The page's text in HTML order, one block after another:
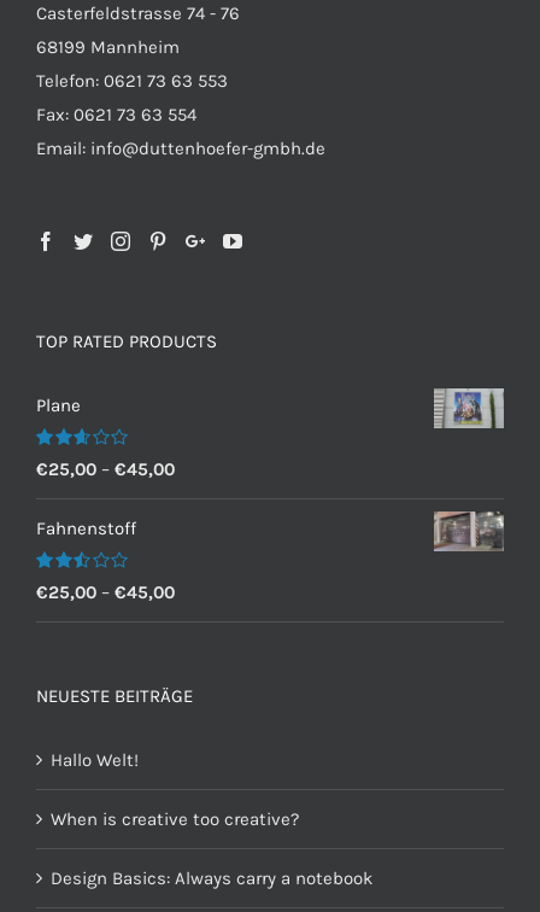
Casterfeldstrasse 74 - 76
68199 Mannheim
Telefon: 0621 73 63 553
Fax: 0621 73 63 554
Email: info@duttenhoefer-gmbh.de
TOP RATED PRODUCTS
Plane
Bewertet
mit
2.60
von 5
€25,00 – €45,00
Fahnenstoff
Bewertet
mit
2.50
€25,00 – €45,00
NEUESTE BEITRÄGE
Hallo Welt!
When is creative too creative?
Design Basics: Always carry a notebook